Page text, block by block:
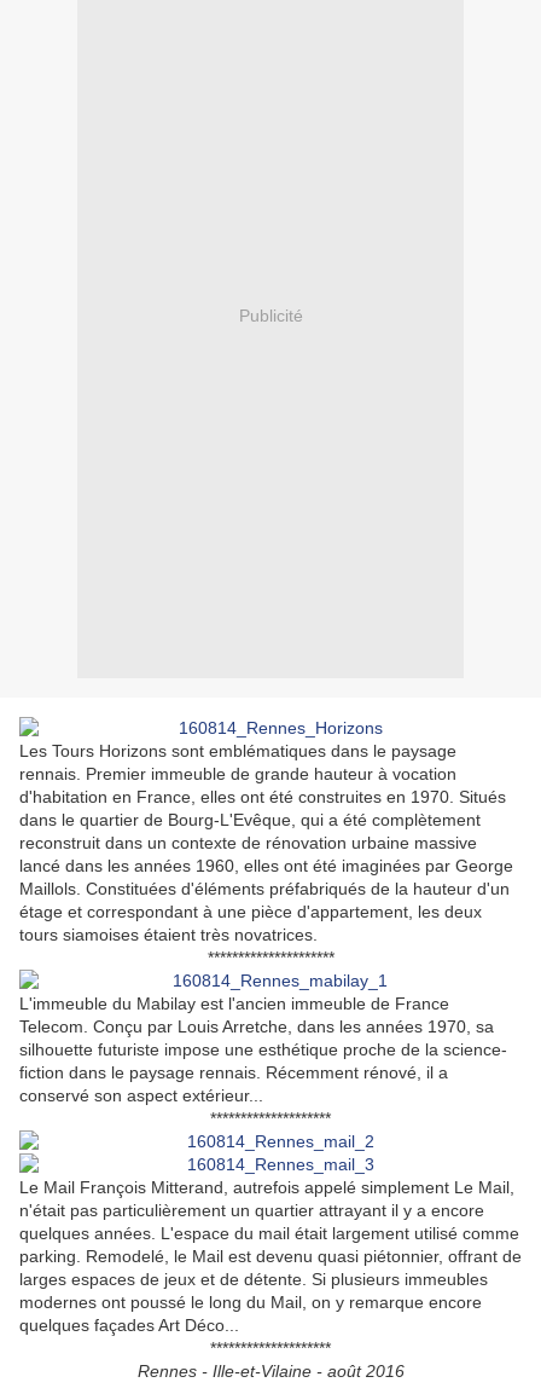
Publicité
Les Tours Horizons sont emblématiques dans le paysage
rennais. Premier immeuble de grande hauteur à vocation
d'habitation en France, elles ont été construites en 1970. Situés
dans le quartier de Bourg-L'Evêque, qui a été complètement
reconstruit dans un contexte de rénovation urbaine massive
lancé dans les années 1960, elles ont été imaginées par George
Maillols. Constituées d'éléments préfabriqués de la hauteur d'un
étage et correspondant à une pièce d'appartement, les deux
tours siamoises étaient très novatrices.
*********************
L'immeuble du Mabilay est l'ancien immeuble de France
Telecom. Conçu par Louis Arretche, dans les années 1970, sa
silhouette futuriste impose une esthétique proche de la science-
fiction dans le paysage rennais. Récemment rénové, il a
conservé son aspect extérieur...
********************
Le Mail François Mitterand, autrefois appelé simplement Le Mail,
n'était pas particulièrement un quartier attrayant il y a encore
quelques années. L'espace du mail était largement utilisé comme
parking. Remodelé, le Mail est devenu quasi piétonnier, offrant de
larges espaces de jeux et de détente. Si plusieurs immeubles
modernes ont poussé le long du Mail, on y remarque encore
quelques façades Art Déco...
********************
Rennes - Ille-et-Vilaine - août 2016